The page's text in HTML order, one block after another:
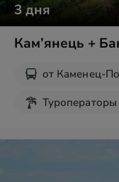
3дня
Кам’янець +
от Каменец-
Туроператоры